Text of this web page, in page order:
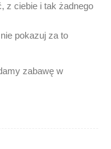
z ciebie i tak żadnego
pokazuj za to
zabawę w